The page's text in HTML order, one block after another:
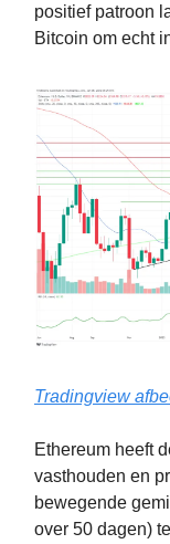
positief patroon
Bitcoin om echt
Tradingview
Ethereum heeft
vasthouden en
bewegende
over 50 dagen)